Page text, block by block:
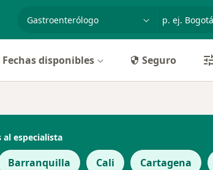
especialidad, enfermedad o nombrep. ej. Bogotá
Fechas disponibles Seguro
al especialista
Barranquilla Cali Cartagena